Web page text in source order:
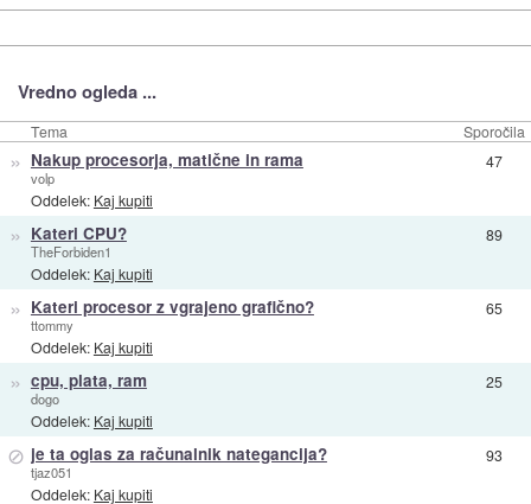
Vredno ogleda ...
Tema Sporočila
» Nakup procesorja, matične in rama
volp
Oddelek: Kaj kupiti
47
» Kateri CPU?
TheForbiden1
Oddelek: Kaj kupiti
89
» Kateri procesor z vgrajeno grafično?
ttommy
Oddelek: Kaj kupiti
65
» cpu, plata, ram
dogo
Oddelek: Kaj kupiti
25
⊘ je ta oglas za računalnik nategancija?
tjaz051
Oddelek: Kaj kupiti
93